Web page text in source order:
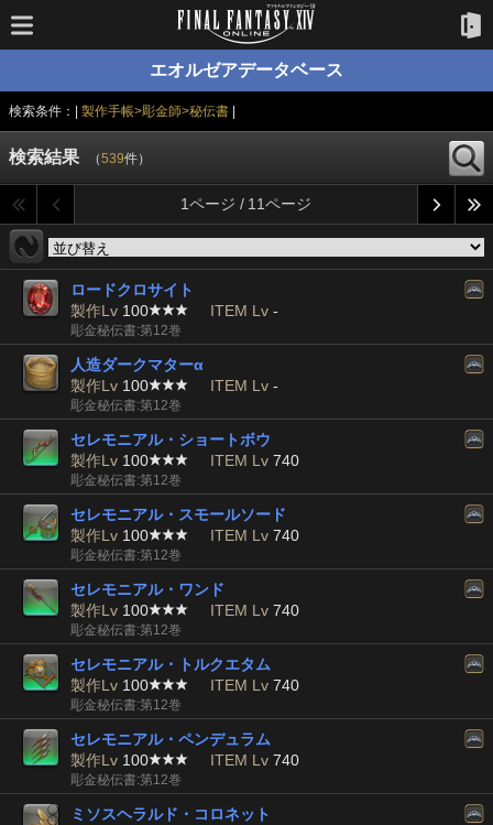
エオルゼアデータベース
検索条件：| 製作手帳>彫金師>秘伝書|
検索結果 （539件）
1ページ / 11ページ
ロードクロサイト
製作Lv 100 ITEM Lv -
彫金秘伝書:第12巻
人造ダークマターα
製作Lv 100 ITEM Lv -
彫金秘伝書:第12巻
セレモニアル・ショートボウ
製作Lv 100 ITEM Lv 740
彫金秘伝書:第12巻
セレモニアル・スモールソード
製作Lv 100 ITEM Lv 740
彫金秘伝書:第12巻
セレモニアル・ワンド
製作Lv 100 ITEM Lv 740
彫金秘伝書:第12巻
セレモニアル・トルクエタム
製作Lv 100 ITEM Lv 740
彫金秘伝書:第12巻
セレモニアル・ペンデュラム
製作Lv 100 ITEM Lv 740
彫金秘伝書:第12巻
ミソスヘラルド・コロネット